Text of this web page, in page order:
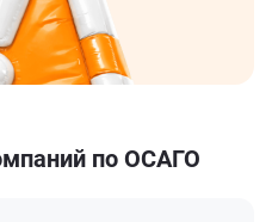
по ОСАГО